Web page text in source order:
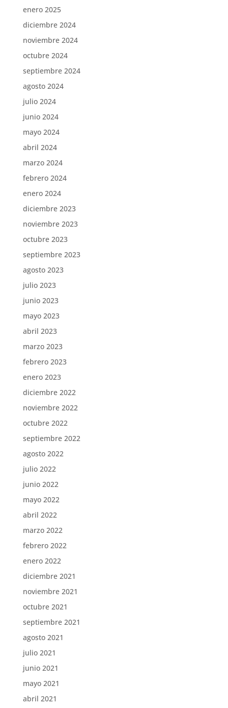
enero 2025
diciembre 2024
noviembre 2024
octubre 2024
septiembre 2024
agosto 2024
julio 2024
junio 2024
mayo 2024
abril 2024
marzo 2024
febrero 2024
enero 2024
diciembre 2023
noviembre 2023
octubre 2023
septiembre 2023
agosto 2023
julio 2023
junio 2023
mayo 2023
abril 2023
marzo 2023
febrero 2023
enero 2023
diciembre 2022
noviembre 2022
octubre 2022
septiembre 2022
agosto 2022
julio 2022
junio 2022
mayo 2022
abril 2022
marzo 2022
febrero 2022
enero 2022
diciembre 2021
noviembre 2021
octubre 2021
septiembre 2021
agosto 2021
julio 2021
junio 2021
mayo 2021
abril 2021